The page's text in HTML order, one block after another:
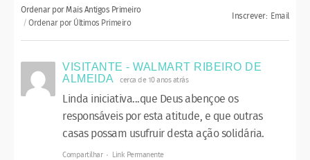
Ordenar por Mais Antigos Primeiro
Ordenar por Últimos Primeiro
Inscrever: Email
VISITANTE - WALMART RIBEIRO DE
ALMEIDA cerca de 10 anos atrás
Linda iniciativa...que Deus abençoe os
responsáveis por esta atitude, e que outras
casas possam usufruir desta ação solidária.
Compartilhar Link Permanente